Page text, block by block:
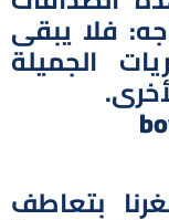
فلا يبقى
الجميلة
بتعاطف